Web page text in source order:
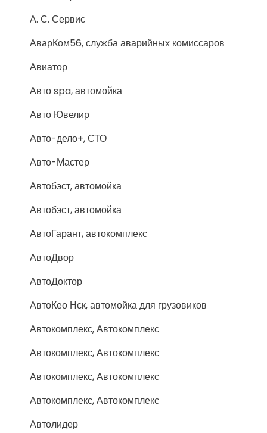
А. С. Сервис
АварКом56, служба аварийных комиссаров
Авиатор
Авто spa, автомойка
Авто Ювелир
Авто-дело+, СТО
Авто-Мастер
Автобэст, автомойка
Автобэст, автомойка
АвтоГарант, автокомплекс
АвтоДвор
АвтоДоктор
АвтоКео Нск, автомойка для грузовиков
Автокомплекс, Автокомплекс
Автокомплекс, Автокомплекс
Автокомплекс, Автокомплекс
Автокомплекс, Автокомплекс
Автолидер